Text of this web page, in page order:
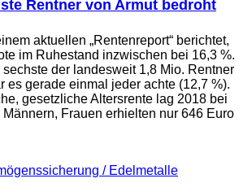
Rentner von Armut bedroht
aktuellen „Rentenreport“ berichtet,
im Ruhestand inzwischen bei 16,3 %.
der landesweit 1,8 Mio. Rentner
es gerade einmal jeder achte (12,7 %).
gesetzliche Altersrente lag 2018 bei
Frauen erhielten nur 646 Euro
/ Edelmetalle